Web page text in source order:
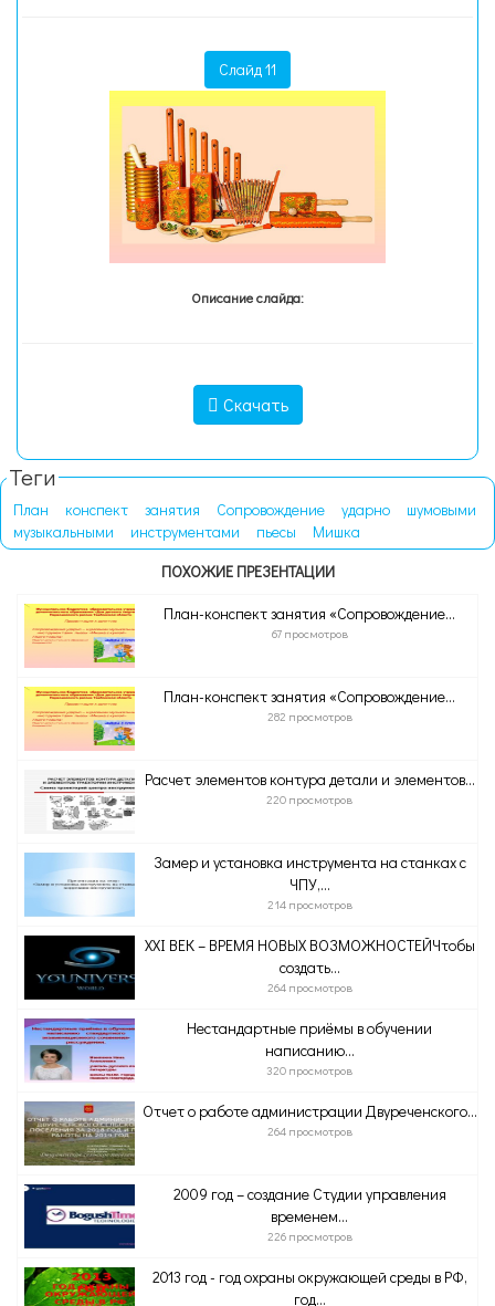
Слайд 11
Описание слайда:
Скачать
Теги
План конспект занятия Сопровождение ударно
шумовыми
музыкальными
инструментами пьесы
Мишка
ПОХОЖИЕ ПРЕЗЕНТАЦИИ
План-конспект занятия «Сопровождение...
67 просмотров
План-конспект занятия «Сопровождение...
282 просмотров
Расчет элементов контура детали и элементов...
220 просмотров
Замер и установка инструмента на станках с
ЧПУ,...
214 просмотров
ХХI ВЕК – ВРЕМЯ НОВЫХ ВОЗМОЖНОСТЕЙЧтобы
создать...
264 просмотров
Нестандартные приёмы в обучении
написанию...
320 просмотров
Отчет о работе администрации Двуреченского...
264 просмотров
2009 год – создание Студии управления
временем...
226 просмотров
2013 год - год охраны окружающей среды в РФ,
год...